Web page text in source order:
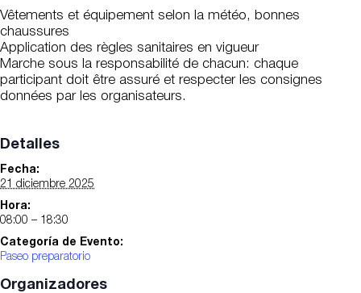
Vêtements et équipement selon la météo, bonnes
chaussures
Application des règles sanitaires en vigueur
Marche sous la responsabilité de chacun: chaque
participant doit être assuré et respecter les consignes
données par les organisateurs.
Detalles
Fecha:
21 diciembre 2025
Hora:
08:00 – 18:30
Categoría de Evento:
Paseo preparatorio
Organizadores